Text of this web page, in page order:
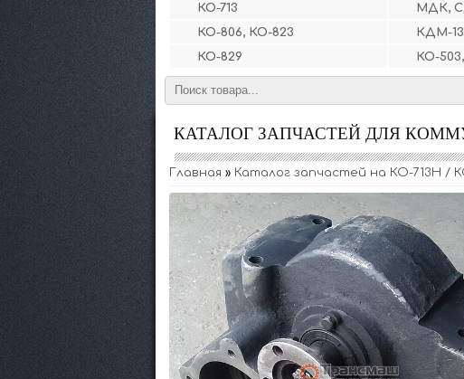
КО-713 МДК,
КО-806, КО-823
КДМ-
КО-829
КО-
КАТАЛОГ ЗАПЧАСТЕЙ ДЛЯ
Главная » Каталог запчастей на КО-713Н /